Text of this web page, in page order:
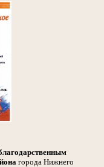
города Нижнего